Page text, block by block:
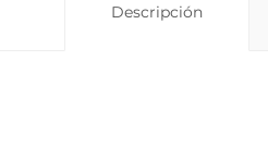
Descripción